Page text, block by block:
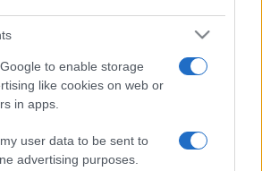
to enable storage
like cookies on web or
in apps.
user data to be sent to
advertising purposes.
zeneszerző 2000-ben egy
Fotó: AFP/Damien Meyer